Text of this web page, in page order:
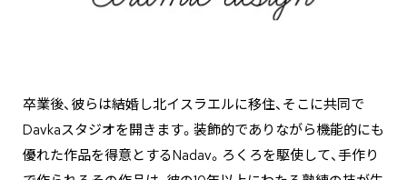
卒業後、彼らは結婚し北イスラエルに移住、そこに共同で
Davkaスタジオを開きます。装飾的でありながら機能的にも
優れた作品を得意とするNadav。ろくろを駆使して、手作り